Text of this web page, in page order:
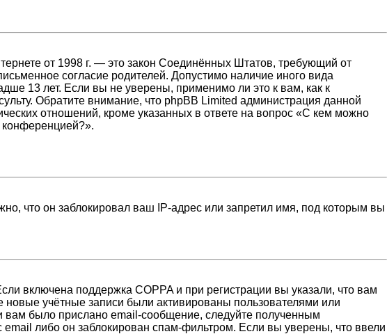
от 1998 г. — это закон Соединённых Штатов, требующий от
согласие родителей. Допустимо наличие иного вида
13 лет. Если вы не уверены, применимо ли это к вам, как к
Обратите внимание, что phpBB Limited администрация данной
отношений, кроме указанных в ответе на вопрос «С кем можно
конференцией?».
что он заблокировал ваш IP-адрес или запретил имя, под которым вы
включена поддержка COPPA и при регистрации вы указали, что вам
учётные записи были активированы пользователями или
вам было прислано email-сообщение, следуйте полученным
либо он заблокирован спам-фильтром. Если вы уверены, что ввели